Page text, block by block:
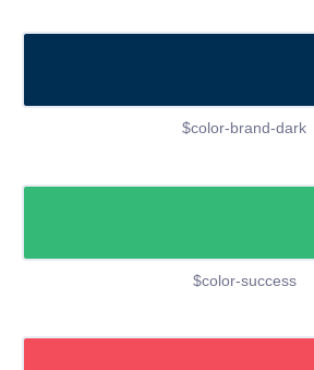
$color-brand-dark
$color-success